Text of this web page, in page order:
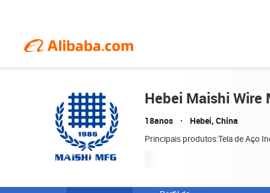
Hebei Maishi Wire
18anos Hebei, China
Principais produtos:Tela de Aço